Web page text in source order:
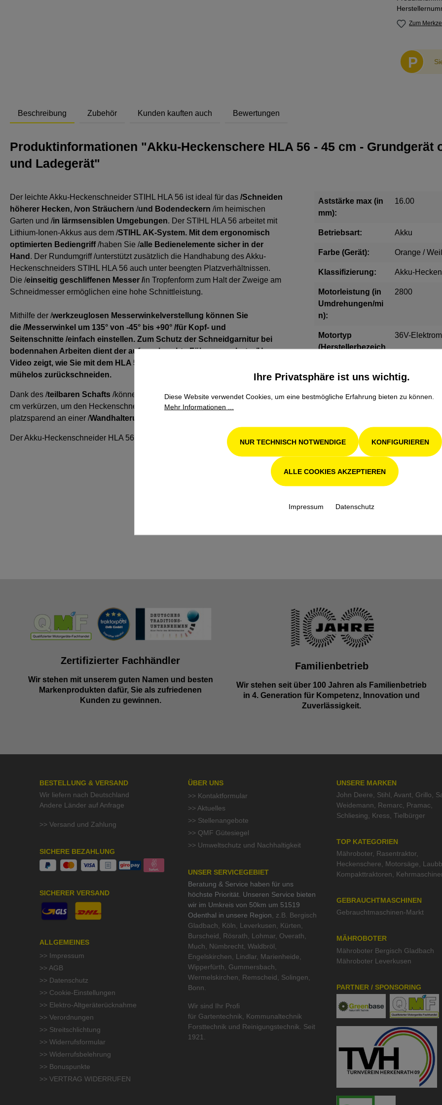
Zum
P
Beschreibung Zubehör Kunden kauften auch Bewertungen
Produktinformationen "Akku-Heckenschere HLA 56 - 45 cm - Grundgerät
und Ladegerät"
Der leichte Akku-Heckenschneider STIHL HLA 56 ist ideal für das /Schneiden
höherer Hecken, /von Sträuchern /und Bodendeckern /im heimischen
Garten und /in lärmsensiblen Umgebungen. Der STIHL HLA 56 arbeitet mit
Lithium-Ionen-Akkus aus dem /STIHL AK-System. Mit dem ergonomisch
optimierten Bediengriff/haben Sie /alle Bedienelemente sicher in der
Hand . Der Rundumgriff /unterstützt zusätzlich die Handhabung des Akku-
Heckenschneiders STIHL HLA 56 auch unter beengten Platzverhältnissen.
Die /einseitig geschliffenen Messer /in Tropfenform zum Halt der Zweige am
Schneidmesser ermöglichen eine hohe Schnittleistung.
Mithilfe der /werkzeuglosen Messerwinkelverstellung können Sie
die /Messerwinkel um 135° von -45° bis +90° /für Kopf- und
Seitenschnitte /einfach einstellen. Zum Schutz der Schneidgarnitur bei
bodennahen Arbeiten dient der aufgeschraubte Führungsschutz. /Unser
Video zeigt, wie Sie mit dem HLA 56 /
mühelos zurückschneiden.
Dank des /teilbaren Schafts /können Sie die Gesamtlänge von 210 cm auf 115
cm verkürzen, um den Heckenschneider einfach zu transportieren und
platzsparend an einer /Wandhalterung
Der Akku-Heckenschneider HLA 56 hat eine Schnittlänge von 45 cm.
Aststärke max (in
mm):
16.00
Betriebsart: Akku
Farbe (Gerät): Orange /
Klassifizierung: Akku-
Motorleistung (in
Umdrehungen/mi
n):
2800
Motortyp
(Herstellerbezeich
36V-
Nennspannung
36.00
Schneidwerkzeug
Einseitig
Tropfenform
Zahnabstand
Schnitt-/Schwertlä
Zertifizierter Fachhändler
Wir stehen mit unserem guten Namen und besten
Markenprodukten dafür, Sie als zufriedenen
Kunden zu gewinnen.
Familienbetrieb
Wir stehen seit über 100 Jahren als Familienbetrieb
in 4. Generation für Kompetenz, Innovation und
Zuverlässigkeit.
BESTELLUNG & VERSAND
Wir liefern nach Deutschland
Andere Länder auf Anfrage
>> Versand und Zahlung
SICHERE BEZAHLUNG
SICHERER VERSAND
ALLGEMEINES
>> Impressum
>> AGB
>> Datenschutz
>> Cookie-Einstellungen
>> Elektro-Altgeräterücknahme
>> Verordnungen
>> Streitschlichtung
>> Widerrufsformular
>> Widerrufsbelehrung
>> Bonuspunkte
>> VERTRAG WIDERRUFEN
ÜBER UNS
>> Kontaktformular
>> Aktuelles
>> Stellenangebote
>> QMF Gütesiegel
>> Umweltschutz und Nachhaltigkeit
UNSER SERVICEGEBIET
Beratung & Service haben für uns
höchste Priorität. Unseren Service bieten
wir im Umkreis von 50km um 51519
Odenthal in unsere Region , z.B. Bergisch
Gladbach, Köln, Leverkusen, Kürten,
Burscheid, Rösrath, Lohmar, Overath,
Much, Nümbrecht, Waldbröl,
Engelskirchen, Lindlar, Marienheide,
Wipperfürth, Gummersbach,
Wermelskirchen, Remscheid, Solingen,
Bonn.
Wir sind Ihr Profi
für Gartentechnik
Kommunaltechnik
Forsttechnik und Reinigungstechnik . Seit
1921.
UNSERE MARKEN
John Deere
Stihl Avant Grillo
Weidemann
Remarc Pramac
Schliesing
Kress Tielbürger
TOP KATEGORIEN
Mähroboter Rasentraktor
Heckenschere
Motorsäge
Kompakttraktoren
GEBRAUCHTMASCHINEN
Gebrauchtmaschinen-Markt
MÄHROBOTER
Mähroboter Bergisch Gladbach
Mähroboter Leverkusen
PARTNER / SPONSORING
Ihre Privatsphäre ist uns wichtig.
Diese Website verwendet Cookies, um eine bestmögliche Erfahrung bieten zu können.
Mehr Informationen ...
NUR TECHNISCH NOTWENDIGE KONFIGURIEREN
ALLE COOKIES AKZEPTIEREN
Impressum Datenschutz